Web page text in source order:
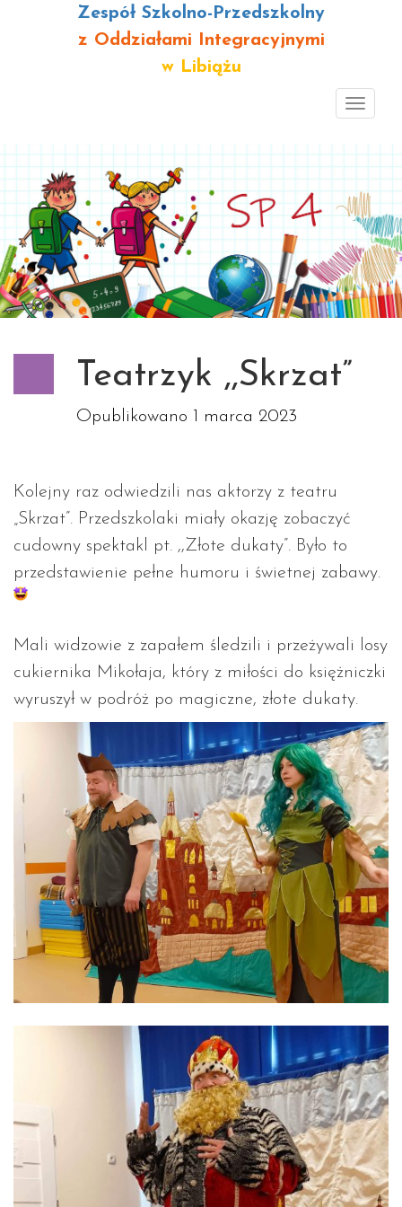
Zespół Szkolno-Przedszkolny
z Oddziałami Integracyjnymi
w Libiążu
Teatrzyk ,,Skrzat”
Opublikowano 1 marca 2023
Kolejny raz odwiedzili nas aktorzy z teatru
„Skrzat”. Przedszkolaki miały okazję zobaczyć
cudowny spektakl pt. ,,Złote dukaty”. Było to
przedstawienie pełne humoru i świetnej zabawy.
Mali widzowie z zapałem śledzili i przeżywali losy
cukiernika Mikołaja, który z miłości do księżniczki
wyruszył w podróż po magiczne, złote dukaty.